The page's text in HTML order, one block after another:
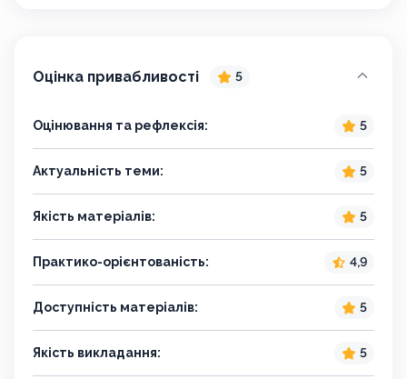
Оцінка привабливості 5
Оцінювання та рефлексія: 5
Актуальність теми: 5
Якість матеріалів: 5
Практико-орієнтованість: 4,9
Доступність матеріалів: 5
Якість викладання: 5